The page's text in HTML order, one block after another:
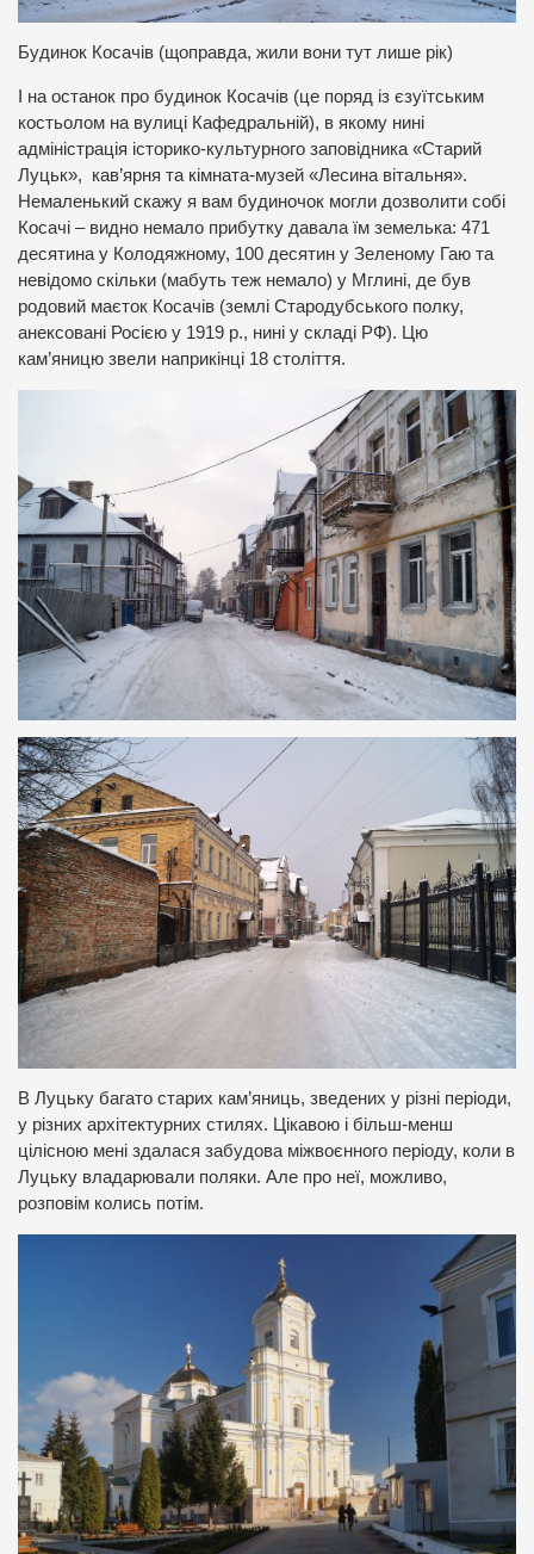
Будинок Косачів (щоправда, жили вони тут лише рік)
І на останок про будинок Косачів (це поряд із єзуїтським
костьолом на вулиці Кафедральній), в якому нині
адміністрація історико-культурного заповідника «Старий
Луцьк», кав’ярня та кімната-музей «Лесина вітальня».
Немаленький скажу я вам будиночок могли дозволити собі
Косачі – видно немало прибутку давала їм земелька: 471
десятина у Колодяжному, 100 десятин у Зеленому Гаю та
невідомо скільки (мабуть теж немало) у Мглині, де був
родовий маєток Косачів (землі Стародубського полку,
анексовані Росією у 1919 р., нині у складі РФ). Цю
кам’яницю звели наприкінці 18 століття.
В Луцьку багато старих кам’яниць, зведених у різні періоди,
у різних архітектурних стилях. Цікавою і більш-менш
цілісною мені здалася забудова міжвоєнного періоду, коли в
Луцьку владарювали поляки. Але про неї, можливо,
розповім колись потім.